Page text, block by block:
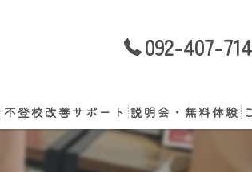
092-407-
不登校改善サポート 説明会・無料体験